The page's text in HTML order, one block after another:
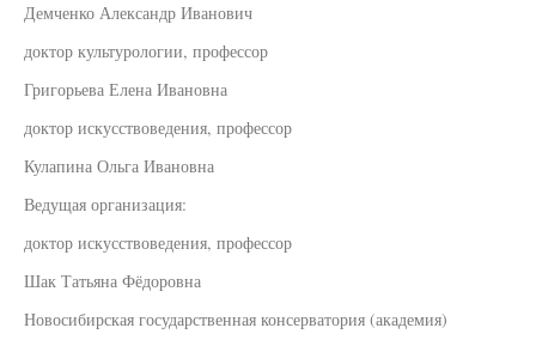
Демченко Александр Иванович
доктор культурологии, профессор
Григорьева Елена Ивановна
доктор искусствоведения, профессор
Кулапина Ольга Ивановна
Ведущая организация:
доктор искусствоведения, профессор
Шак Татьяна Фёдоровна
Новосибирская государственная консерватория (академия)